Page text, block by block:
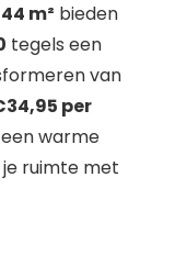
m² bieden
tegels een
van
per
een warme
ruimte met